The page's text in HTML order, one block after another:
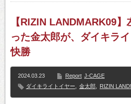
【RIZIN LANDMARK09
った金太郎が、ダイキラ
快勝
2024.03.23 Report J-CAGE
ダイキライトイヤー
金太郎 RIZIN